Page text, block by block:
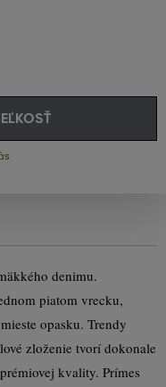
denimu.
piatom vrecku,
opasku. Trendy
zloženie tvorí dokonale
kvality. Prímes